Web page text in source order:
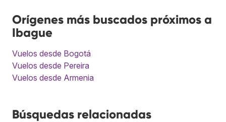
Orígenes más buscados próximos a
Ibague
Vuelos desde Bogotá
Vuelos desde Pereira
Vuelos desde Armenia
Búsquedas relacionadas